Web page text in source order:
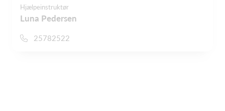
Hjælpeinstruktør
Luna Pedersen
25782522